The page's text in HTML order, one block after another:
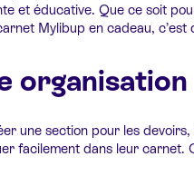
et éducative. Que ce soit
Mylibup en cadeau, c’est
organisation
une section pour les
facilement dans leur carnet.